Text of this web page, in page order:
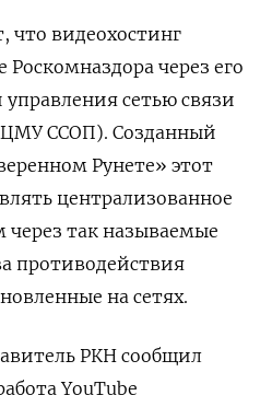
что видеохостинг
Роскомназдора через его
сетью связи
ССОП). Созданный
Рунете» этот
централизованное
так называемые
противодействия
на сетях.
РКН сообщил
YouTube